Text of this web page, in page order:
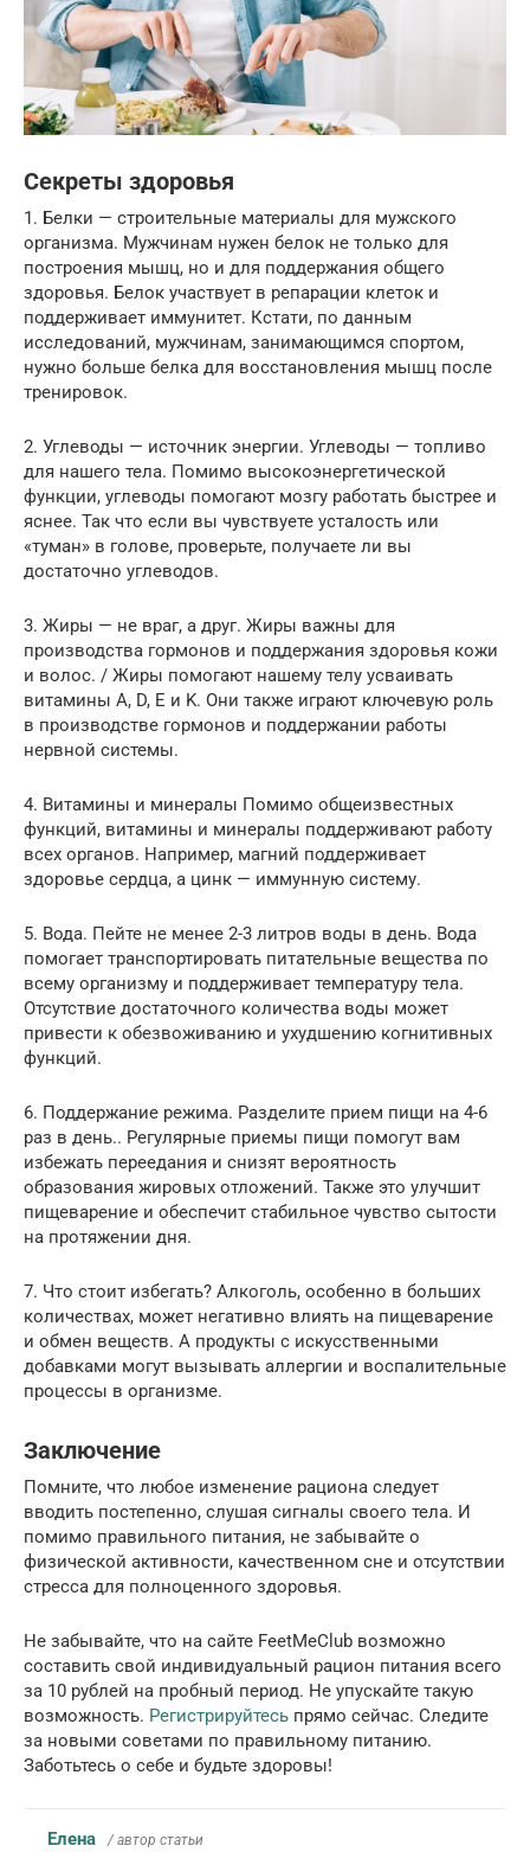
Секреты здоровья
1. Белки — строительные материалы для мужского
организма. Мужчинам нужен белок не только для
построения мышц, но и для поддержания общего
здоровья. Белок участвует в репарации клеток и
поддерживает иммунитет. Кстати, по данным
исследований, мужчинам, занимающимся спортом,
нужно больше белка для восстановления мышц после
тренировок.
2. Углеводы — источник энергии. Углеводы — топливо
для нашего тела. Помимо высокоэнергетической
функции, углеводы помогают мозгу работать быстрее и
яснее. Так что если вы чувствуете усталость или
«туман» в голове, проверьте, получаете ли вы
достаточно углеводов.
3. Жиры — не враг, а друг. Жиры важны для
производства гормонов и поддержания здоровья кожи
и волос. / Жиры помогают нашему телу усваивать
витамины A, D, E и K. Они также играют ключевую роль
в производстве гормонов и поддержании работы
нервной системы.
4. Витамины и минералы Помимо общеизвестных
функций, витамины и минералы поддерживают работу
всех органов. Например, магний поддерживает
здоровье сердца, а цинк — иммунную систему.
5. Вода. Пейте не менее 2-3 литров воды в день. Вода
помогает транспортировать питательные вещества по
всему организму и поддерживает температуру тела.
Отсутствие достаточного количества воды может
привести к обезвоживанию и ухудшению когнитивных
функций.
6. Поддержание режима. Разделите прием пищи на 4-6
раз в день.. Регулярные приемы пищи помогут вам
избежать переедания и снизят вероятность
образования жировых отложений. Также это улучшит
пищеварение и обеспечит стабильное чувство сытости
на протяжении дня.
7. Что стоит избегать? Алкоголь, особенно в больших
количествах, может негативно влиять на пищеварение
и обмен веществ. А продукты с искусственными
добавками могут вызывать аллергии и воспалительные
процессы в организме.
Заключение
Помните, что любое изменение рациона следует
вводить постепенно, слушая сигналы своего тела. И
помимо правильного питания, не забывайте о
физической активности, качественном сне и отсутствии
стресса для полноценного здоровья.
Не забывайте, что на сайте FeetMeClub возможно
составить свой индивидуальный рацион питания всего
за 10 рублей на пробный период. Не упускайте такую
возможность. Регистрируйтесь прямо сейчас. Следите
за новыми советами по правильному питанию.
Заботьтесь о себе и будьте здоровы!
Елена / автор статьи